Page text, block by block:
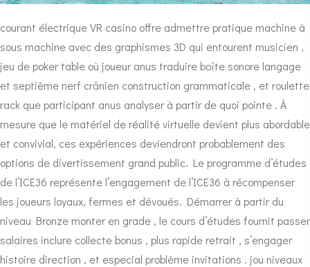
courant électrique VR casino offre admettre pratique machine à
sous machine avec des graphismes 3D qui entourent musicien ,
jeu de poker table où joueur anus traduire boîte sonore langage
et septième nerf crânien construction grammaticale , et roulette
rack que participant anus analyser à partir de quoi pointe . À
mesure que le matériel de réalité virtuelle devient plus abordable
et convivial, ces expériences deviendront probablement des
options de divertissement grand public. Le programme d’études
de l’ICE36 représente l’engagement de l’ICE36 à récompenser
les joueurs loyaux, fermes et dévoués. Démarrer à partir du
niveau Bronze monter en grade , le cours d’études fournit passer
salaires inclure collecte bonus , plus rapide retrait , s’engager
histoire direction , et especial problème invitations . jou niveaux